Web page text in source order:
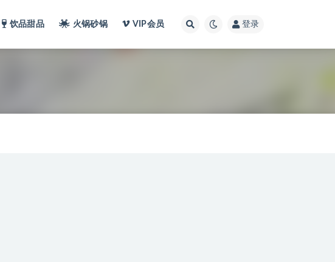
饮品甜品 火锅砂锅 VIP会员 登录